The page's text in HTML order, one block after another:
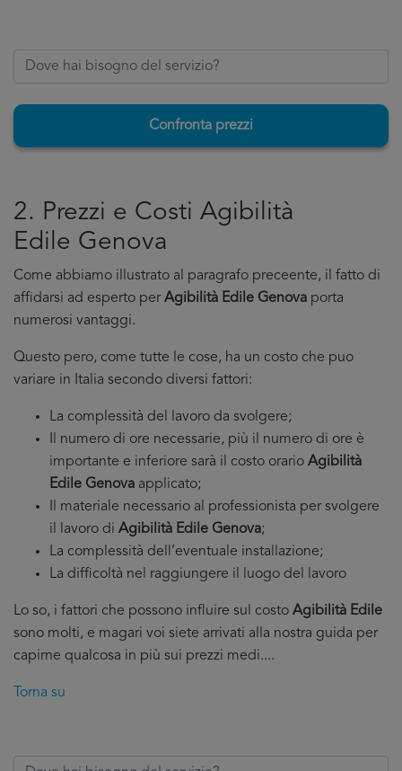
Confronta prezzi
2. Prezzi e Costi Agibilità
Edile Genova
Come abbiamo illustrato al paragrafo preceente, il fatto di
affidarsi ad esperto perAgibilità Edile Genova porta
numerosi vantaggi.
Questo pero, come tutte le cose, ha un costo che puo
variare in Italia secondo diversi fattori:
La complessità del lavoro da svolgere;
Il numero di ore necessarie, più il numero di ore è
importante e inferiore sarà il costo orario Agibilità
Edile Genova applicato;
Il materiale necessario al professionista per svolgere
il lavoro di Agibilità Edile Genova;
La complessità dell’eventuale installazione;
La difficoltà nel raggiungere il luogo del lavoro
Lo so, i fattori che possono influire sul costo Agibilità Edile
sono molti, e magari voi siete arrivati alla nostra guida per
capirne qualcosa in più sui prezzi medi....
Torna su